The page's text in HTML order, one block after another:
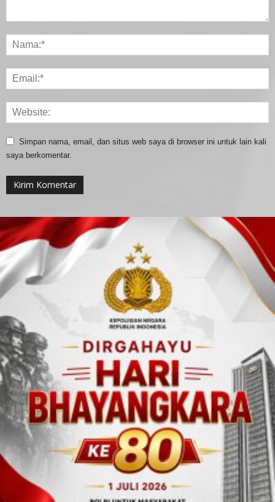
Simpan nama, email, dan situs web saya di browser ini untuk lain kali
saya berkomentar.